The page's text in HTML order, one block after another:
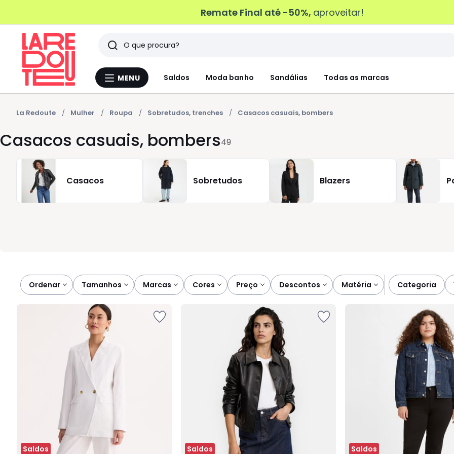
Remate Final até -50%, aproveitar!
Menu
MENU Saldos Moda banho Sandálias Todas as marcas
Pesquisar
Últimos
artigos
vistos
La Redoute Mulher Roupa Sobretudos, trenches Casacos casuais, bombers
Casacos casuais, bombers49
Casacos Sobretudos Blazers
Ordenar
tamanhos marcas cores preço descontos matéria categoria
Saldos Saldos Saldos